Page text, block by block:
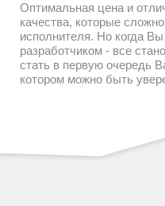
Оптимальная цена и
качества, которые
исполнителя. Но когда
разработчиком - все
стать в первую очередь
котором можно быть